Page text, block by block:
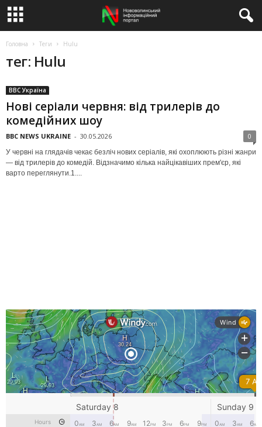
Головна Теги Hulu
тег: Hulu
BBC Україна
Нові серіали червня: від трилерів до
комедійних шоу
BBC NEWS UKRAINE - 30.05.2026 0
У червні на глядачів чекає безліч нових серіалів, які охоплюють різні жанри
— від трилерів до комедій. Відзначимо кілька найцікавіших прем'єр, які
варто переглянути.1....